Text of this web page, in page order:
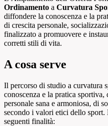
Ordinamento a Curvatura
diffondere la conoscenza e la
di crescita personale,
finalizzato a promuovere e
corretti stili di vita.
A cosa serve
Il percorso di studio a curvatura
conoscenza e la pratica
personale sana e armoniosa, di
secondo i valori etici dello
seguenti finalità: